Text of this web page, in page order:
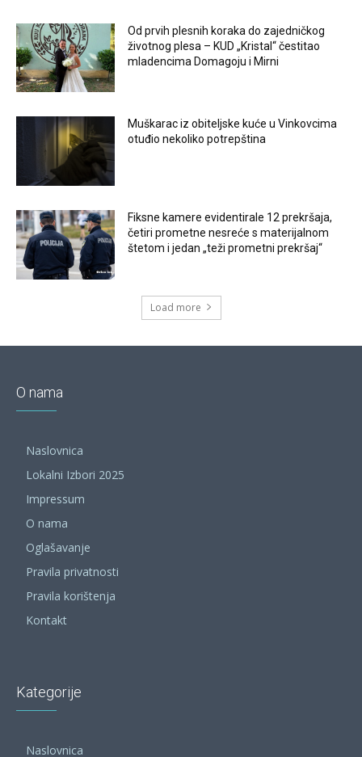
Od prvih plesnih koraka do zajedničkog
životnog plesa – KUD „Kristal“ čestitao
mladencima Domagoju i Mirni
Muškarac iz obiteljske kuće u Vinkovcima
otuđio nekoliko potrepština
Fiksne kamere evidentirale 12 prekršaja,
četiri prometne nesreće s materijalnom
štetom i jedan „teži prometni prekršaj“
Load more
O nama
Naslovnica
Lokalni Izbori 2025
Impressum
O nama
Oglašavanje
Pravila privatnosti
Pravila korištenja
Kontakt
Kategorije
Naslovnica